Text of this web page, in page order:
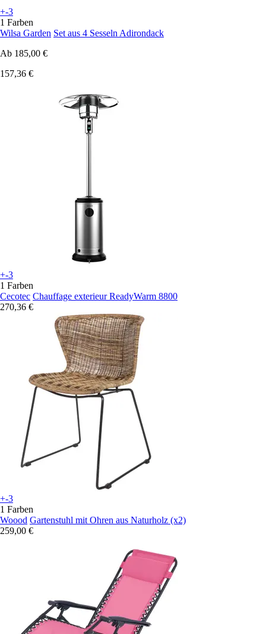
+-3
1 Farben
Wilsa Garden Set aus 4 Sesseln Adirondack
Ab 185,00 €
157,36 €
+-3
1 Farben
Cecotec Chauffage exterieur ReadyWarm 8800
270,36 €
+-3
1 Farben
Woood Gartenstuhl mit Ohren aus Naturholz (x2)
259,00 €